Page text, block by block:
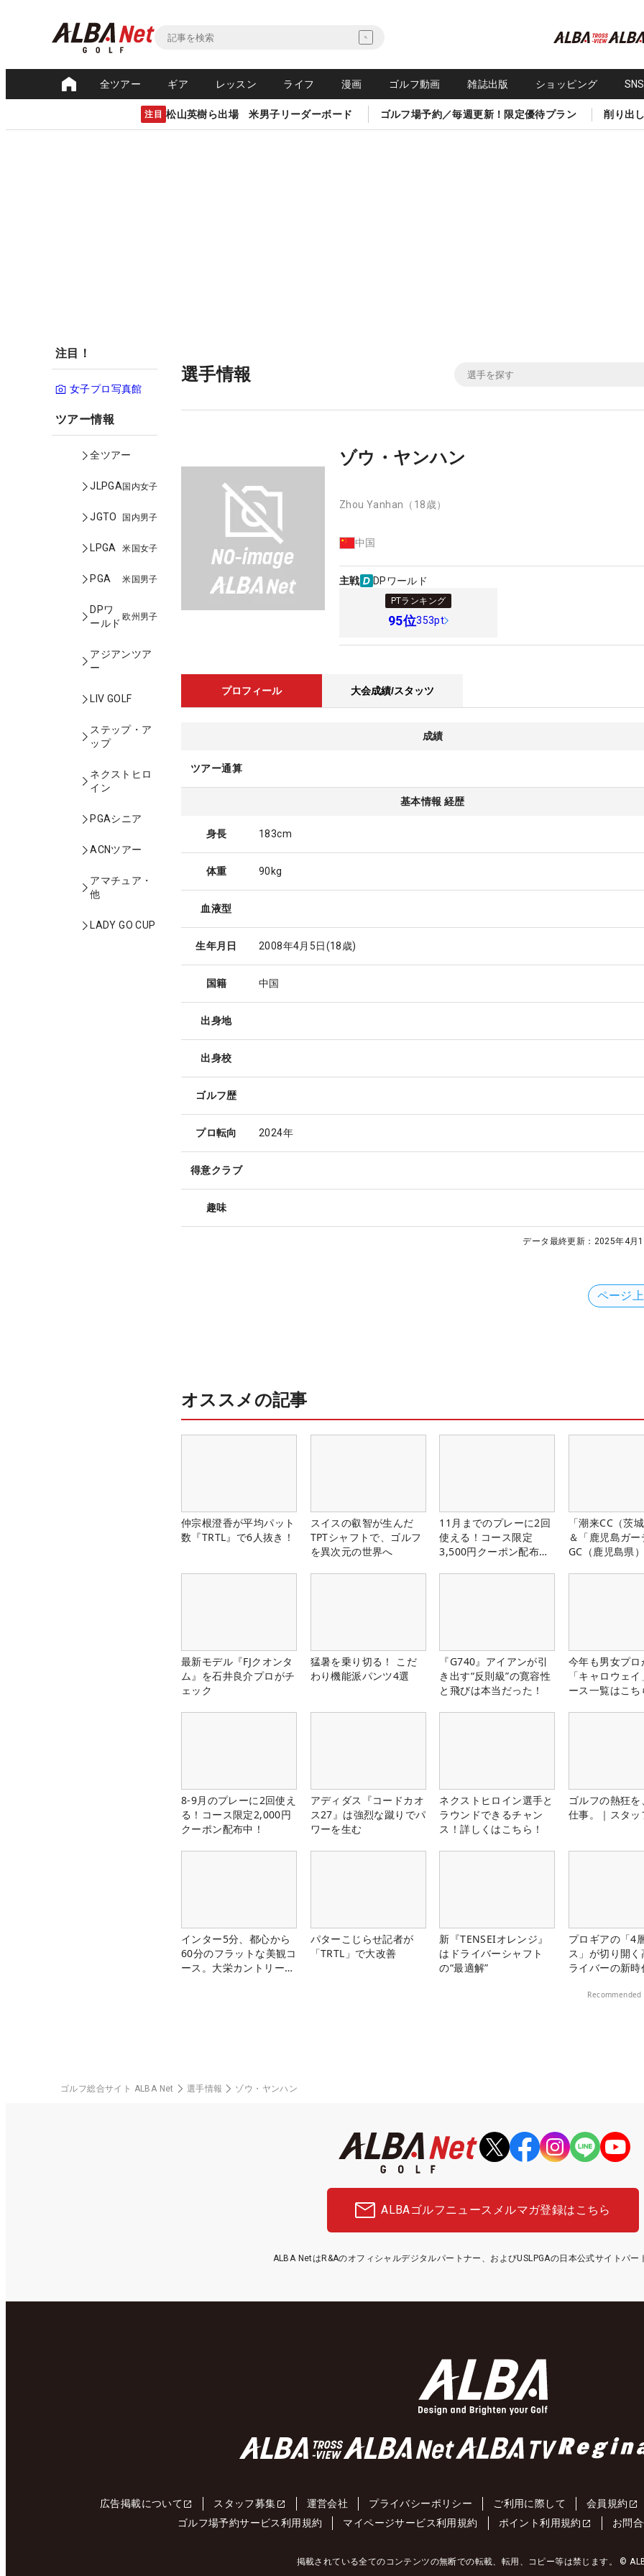
全ツアー ギア レッスン ライフ 漫画 ゴルフ動画 雑誌出版 ショッピング
注目 松山英樹ら出場 米男子リーダーボード ゴルフ場予約／毎週更新！限定優待プラン 削り出
注目！
女子プロ写真館
ツアー情報
全ツアー
JLPGA国内女子
JGTO 国内男子
LPGA 米国女子
PGA 米国男子
DPワ
ールド
欧州男子
アジアンツア
ー
LIV GOLF
ステップ・ア
ップ
ネクストヒロ
イン
PGAシニア
ACNツアー
アマチュア・
他
LADY GO CUP
選手情報
ゾウ・ヤンハン
Zhou Yanhan （18歳）
中国
主戦 DPワールド
PTランキング
95位353pt
プロフィール 大会成績/スタッツ
成績
ツアー通算
基本情報 経歴
身長 183cm
体重 90kg
血液型
生年月日 2008年4月5日(18歳)
国籍 中国
出身地
出身校
ゴルフ歴
プロ転向 2024年
得意クラブ
趣味
データ最終更新： 2025年4月
ページ
オススメの記事
仲宗根澄香が平均パット
数『TRTL』で6人抜き！
スイスの叡智が生んだ
TPTシャフトで、ゴルフ
を異次元の世界へ
11月までのプレーに2回
使える！コース限定
3,500円クーポン配布
「潮来CC（茨
＆「鹿児島ガー
GC（鹿児島県
最新モデル『FJクオンタ
ム』を石井良介プロがチ
ェック
猛暑を乗り切る！ こだ
わり機能派パンツ4選
『G740』アイアンが引
き出す“反則級”の寛容性
と飛びは本当だった！
今年も男女プロ
「キャロウェ
ース一覧はこち
8-9月のプレーに2回使え
る！コース限定2,000円
クーポン配布中！
アディダス『コードカオ
ス27』は強烈な蹴りでパ
ワーを生む
ネクストヒロイン選手と
ラウンドできるチャン
ス！詳しくはこちら！
ゴルフの熱狂を
仕事。｜スタッ
インター5分、都心から
60分のフラットな美観コ
ース。大栄カントリー俱
パターこじらせ記者が
「TRTL」で大改善
新『TENSEIオレンジ』
はドライバーシャフト
の“最適解”
プロギアの「4
ス」が切り開く
ライバーの新時
Recommended
ゴルフ総合サイト ALBA Net 選手情報 ゾウ・ヤンハン
ALBAゴルフニュース メルマガ登録はこちら
ALBA NetはR&Aのオフィシャルデジタルパートナー、およびUSLPGAの日本公式サイトパー
広告掲載について スタッフ募集 運営会社 プライバシーポリシー ご利用に際して 会員規約
ゴルフ場予約サービス利用規約
マイページサービス利用規約 ポイント利用規約 お問
掲載されている全てのコンテンツの無断での転載、転用、コピー等は禁じます。 ©